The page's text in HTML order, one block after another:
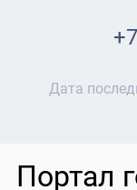
Дата
Портал